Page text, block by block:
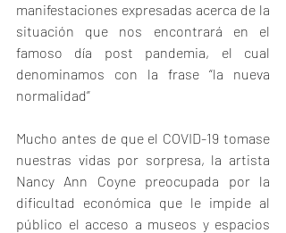
manifestaciones expresadas acerca de la
situación que nos encontrará en el
famoso día post pandemia, el cual
denominamos con la frase “la nueva
normalidad”
Mucho antes de que el COVID-19 tomase
nuestras vidas por sorpresa, la artista
Nancy Ann Coyne preocupada por la
dificultad económica que le impide al
público el acceso a museos y espacios